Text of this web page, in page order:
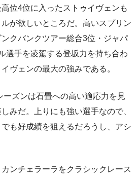
位4位に入ったストゥイヴェンも
が欲しいところだ。高いスプリン
ンクバンクツアー総合3位・ジャパ
選手を凌駕する登坂力を持ち合わ
ヴェンの最大の強みである。
ズンは石畳への高い適応力を見
みだ。上りにも強い選手なので、
も好成績を狙えるだろうし、アシ
ンチェラーラをクラシックレース